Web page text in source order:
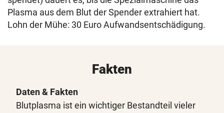
Plasma aus dem Blut der Spender extrahiert hat.
Lohn der Mühe: 30 Euro Aufwandsentschädigung.
Fakten
Daten & Fakten
Blutplasma ist ein wichtiger Bestandteil vieler